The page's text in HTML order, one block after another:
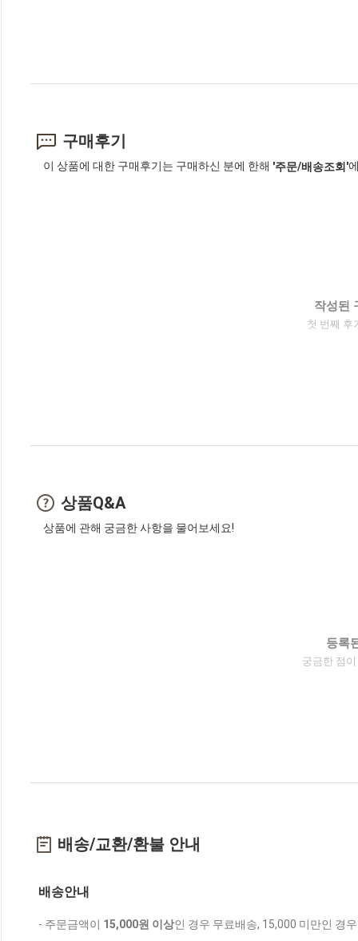
구매후기
이 상품에 대한 구매후기는 구매하신 분에 한해 '주문/배송조회'
작성된
첫 번째 후
상품Q&A
상품에 관해 궁금한 사항을 물어보세요!
등록
궁금한 점
배송/교환/환불 안내
배송안내
- 주문금액이 15,000원 이상인 경우 무료배송, 15,000 미만인 경